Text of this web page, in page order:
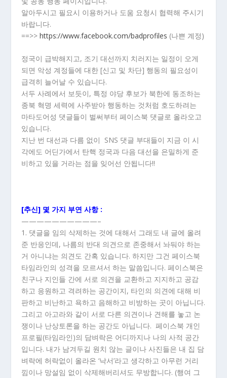
알아두시고 필요시 이용하거나 도움 요청시 협력해 주시기
바랍니다.
==>> https://www.facebook.com/badprofiles (나쁜 계정)
정국이 급박해지고, 조기 대선까지 치러지는 일정이 오게
되면 악성 계정들에 대한 [신고 및 차단] 행동의 필요성이
급격히 늘어날 수 있습니다.
서두 사례에서 보듯이, 특정 야당 후보가 북한에 동조하는
종북 혁명 세력에 사주받아 행동하는 것처럼 호도하려는
마타도어성 댓글들이 벌써부터 페이스북 댓글로 올라오고
있습니다.
지난 번 대선과 다름 없이 SNS 댓글 부대들이 지금 이 시
각에도 어딘가에서 탄핵 정국과 다음 대선을 은밀하게 준
비하고 있을 거라는 점을 잊어선 안됩니다!!
[추신] 몇 가지 부연 사항 :
——————————–
1. 댓글을 임의 삭제하는 것에 대해서 그래도 내 글에 올려
준 반응인데, 나름의 반대 의견으로 존중해서 놔둬야 하는
거 아니냐는 의견도 간혹 있습니다. 하지만 그건 페이스북
타임라인의 성격을 모르셔서 하는 말씀입니다. 페이스북은
친구나 지인들 간에 서로 의견을 교환하고 지지하고 공감
하고 응원하고 격려하는 공간이지, 타인의 의견에 대해 비
판하고 비난하고 욕하고 음해하고 비방하는 곳이 아닙니다.
그리고 아고라와 같이 서로 다른 의견이나 견해를 놓고 논
쟁이나 난상토론을 하는 공간도 아닙니다. 페이스북 개인
프로필(타임라인)의 담벼락은 어디까지나 나의 사적 공간
입니다. 내가 남겨두길 원치 않는 글이나 사진들은 내 집 담
벼락에 허락없이 올라온 ‘낙서’라고 생각하고 아무런 거리
낌이나 망설임 없이 삭제해버리셔도 무방합니다. (행여 그